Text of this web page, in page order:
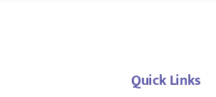
Quick Links